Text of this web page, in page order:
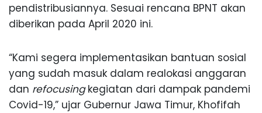
pendistribusiannya. Sesuai rencana BPNT akan
diberikan pada April 2020 ini.
“Kami segera implementasikan bantuan sosial
yang sudah masuk dalam realokasi anggaran
dan refocusingkegiatan dari dampak pandemi
Covid-19,” ujar Gubernur Jawa Timur, Khofifah